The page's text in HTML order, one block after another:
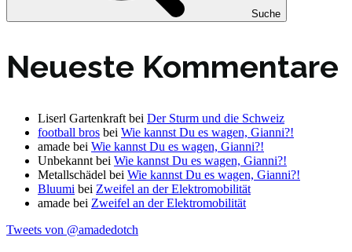
Suche
Neueste Kommentare
Liserl Gartenkraft bei Der Sturm und die Schweiz
football bros bei Wie kannst Du es wagen, Gianni?!
amade bei Wie kannst Du es wagen, Gianni?!
Unbekannt bei Wie kannst Du es wagen, Gianni?!
Metallschädel bei Wie kannst Du es wagen, Gianni?!
Bluumi bei Zweifel an der Elektromobilität
amade bei Zweifel an der Elektromobilität
Tweets von @amadedotch